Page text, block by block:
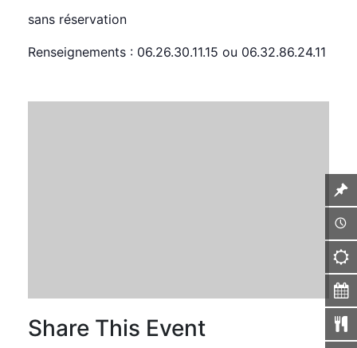
sans réservation
Renseignements : 06.26.30.11.15 ou 06.32.86.24.11
Share This Event